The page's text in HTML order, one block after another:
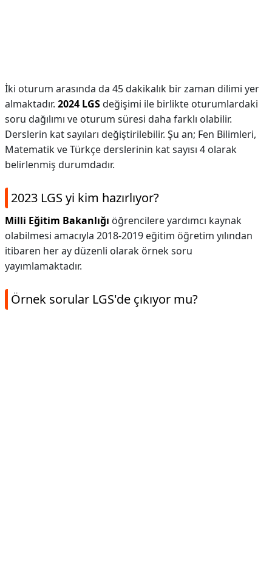
İki oturum arasında da 45 dakikalık bir zaman dilimi yer
almaktadır. 2024 LGSdeğişimi ile birlikte oturumlardaki
soru dağılımı ve oturum süresi daha farklı olabilir.
Derslerin kat sayıları değiştirilebilir. Şu an; Fen Bilimleri,
Matematik ve Türkçe derslerinin kat sayısı 4 olarak
belirlenmiş durumdadır.
2023 LGS yi kim hazırlıyor?
Milli Eğitim Bakanlığı öğrencilere yardımcı kaynak
olabilmesi amacıyla 2018-2019 eğitim öğretim yılından
itibaren her ay düzenli olarak örnek soru
yayımlamaktadır.
Örnek sorular LGS'de çıkıyor mu?